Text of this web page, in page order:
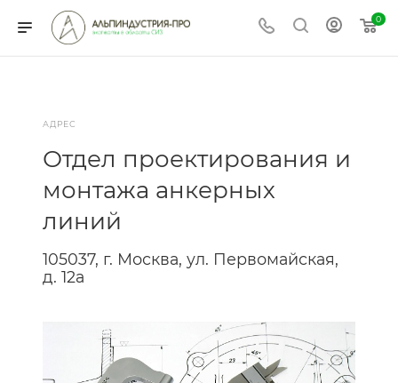
0
АДРЕС
Отдел проектирования и
монтажа анкерных
линий
105037, г. Москва, ул. Первомайская,
д. 12а